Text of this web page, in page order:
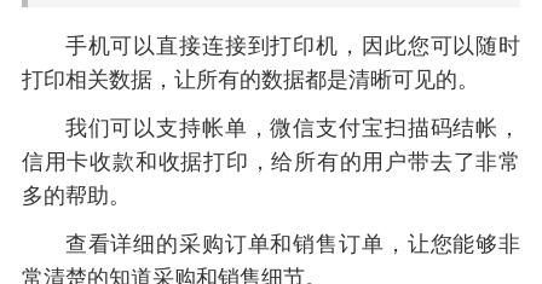
手机可以直接连接到打印机，因此您可以随时
打印相关数据，让所有的数据都是清晰可见的。
我们可以支持帐单，微信支付宝扫描码结帐，
信用卡收款和收据打印，给所有的用户带去了非常
多的帮助。
查看详细的采购订单和销售订单，让您能够非
常清楚的知道采购和销售细节。